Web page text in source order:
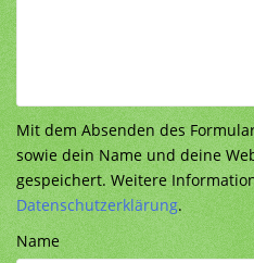
Mit dem Absenden des
sowie dein Name und deine
gespeichert. Weitere
Datenschutzerklärung.
Name